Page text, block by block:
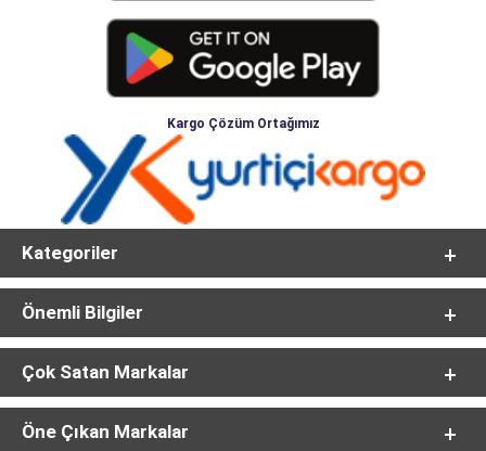
Kargo Çözüm Ortağımız
Kategoriler
Önemli Bilgiler
Çok Satan Markalar
Öne Çıkan Markalar